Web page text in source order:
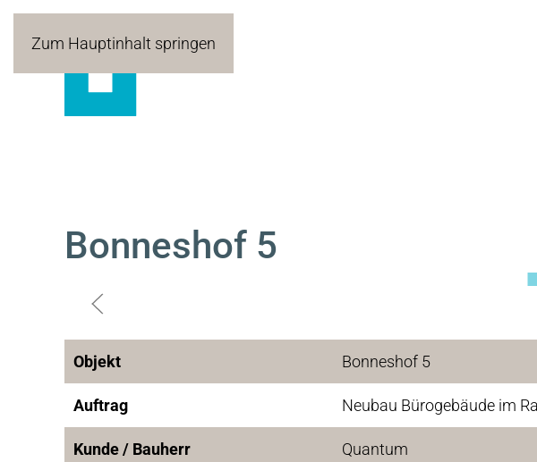
Zum Hauptinhalt springen
Bonneshof 5
Objekt Bonneshof 5
Auftrag Neubau Bürogebäude im
Kunde / Bauherr Quantum